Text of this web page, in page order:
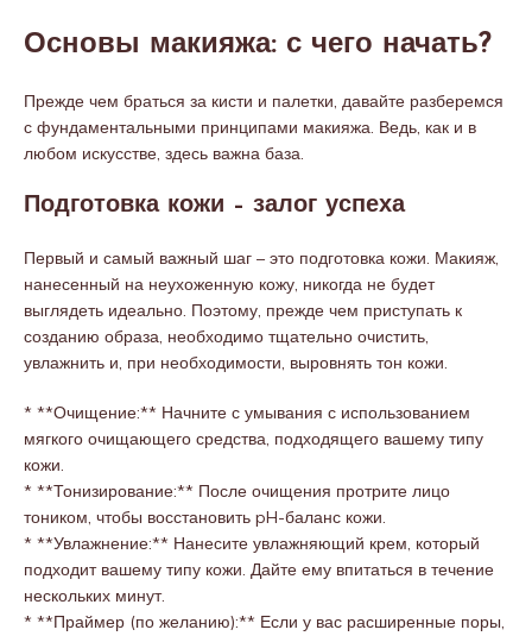
Основы макияжа: с чего начать?
Прежде чем браться за кисти и палетки, давайте разберемся
с фундаментальными принципами макияжа. Ведь, как и в
любом искусстве, здесь важна база.
Подготовка кожи – залог успеха
Первый и самый важный шаг – это подготовка кожи. Макияж,
нанесенный на неухоженную кожу, никогда не будет
выглядеть идеально. Поэтому, прежде чем приступать к
созданию образа, необходимо тщательно очистить,
увлажнить и, при необходимости, выровнять тон кожи.
* **Очищение:** Начните с умывания с использованием
мягкого очищающего средства, подходящего вашему типу
кожи.
* **Тонизирование:** После очищения протрите лицо
тоником, чтобы восстановить pH-баланс кожи.
* **Увлажнение:** Нанесите увлажняющий крем, который
подходит вашему типу кожи. Дайте ему впитаться в течение
нескольких минут.
* **Праймер (по желанию):** Если у вас расширенные поры,